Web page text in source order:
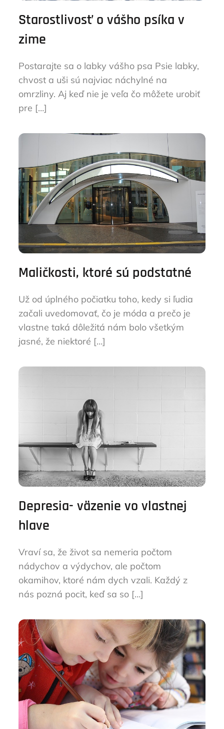
Starostlivosť o vášho psíka v
zime
Postarajte sa o labky vášho psa Psie labky,
chvost a uši sú najviac náchylné na
omrzliny. Aj keď nie je veľa čo môžete urobiť
pre […]
Maličkosti, ktoré sú podstatné
Už od úplného počiatku toho, kedy si ľudia
začali uvedomovať, čo je móda a prečo je
vlastne taká dôležitá nám bolo všetkým
jasné, že niektoré […]
Depresia- väzenie vo vlastnej
hlave
Vraví sa, že život sa nemeria počtom
nádychov a výdychov, ale počtom
okamihov, ktoré nám dych vzali. Každý z
nás pozná pocit, keď sa so […]